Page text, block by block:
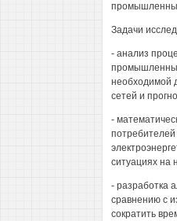
Задачи
- анализ
необходимой
сетей и
-
ситуациях на
- разработка
сравнению с
сократить